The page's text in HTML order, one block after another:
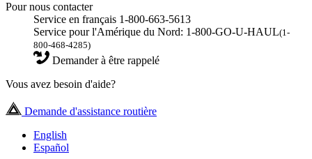
Pour nous contacter
Service en français 1-800-663-5613
Service pour l'Amérique du Nord: 1-800-GO-U-HAUL(1-
800-468-4285)
Demander à être rappelé
Vous avez besoin d'aide?
Demande d'assistance routière
English
Español